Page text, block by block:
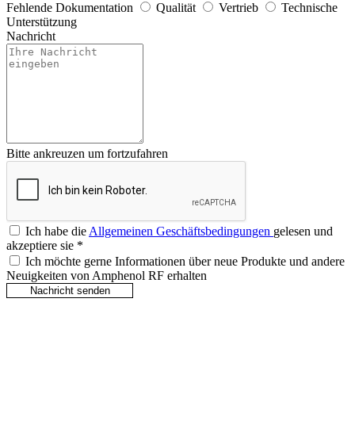
Fehlende Dokumentation
Qualität Vertrieb
Technische
Unterstützung
Nachricht
Bitte ankreuzen um fortzufahren
Ich habe dieAllgemeinen Geschäftsbedingungen gelesen und
akzeptiere sie *
Ich möchte gerne Informationen über neue Produkte und andere
Neuigkeiten von Amphenol RF erhalten